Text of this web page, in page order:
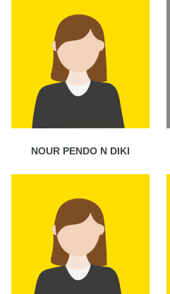
NOUR PENDO N DIKI